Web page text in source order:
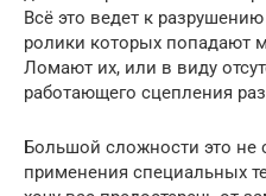
Всё это ведет к
ролики которых попадают
Ломают их, или в виду
работающего сцепления
Большой сложности это не
применения специальных